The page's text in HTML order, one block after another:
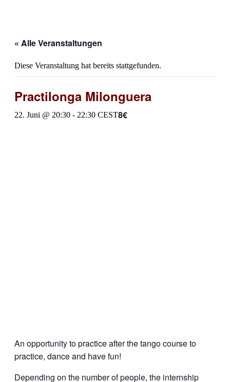
« Alle Veranstaltungen
Diese Veranstaltung hat bereits stattgefunden.
Practilonga Milonguera
22. Juni @ 20:30 - 22:30 CEST8€
An opportunity to practice after the tango course to
practice, dance and have fun!
Depending on the number of people, the internship